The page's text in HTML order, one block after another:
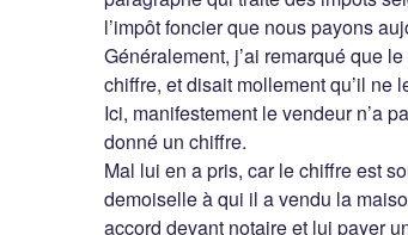
l’impôt foncier que nous payons
Généralement, j’ai remarqué que
chiffre, et disait mollement qu’il ne
Ici, manifestement le vendeur n’a
donné un chiffre.
Mal lui en a pris, car le chiffre est
demoiselle à qui il a vendu la
accord devant notaire et lui payer